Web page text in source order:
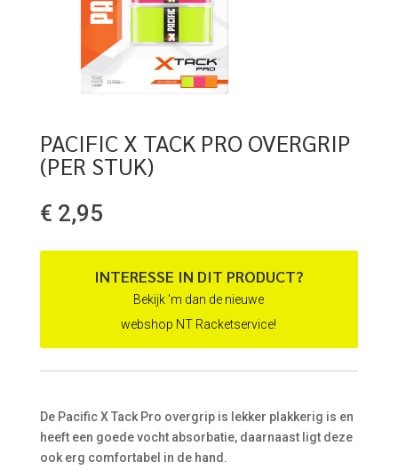
PACIFIC X TACK PRO OVERGRIP
(PER STUK)
€ 2,95
INTERESSE IN DIT PRODUCT?
Bekijk 'm dan de nieuwe
webshop NT Racketservice!
De Pacific X Tack Pro overgrip is lekker plakkerig is en
heeft een goede vocht absorbatie, daarnaast ligt deze
ook erg comfortabel in de hand.